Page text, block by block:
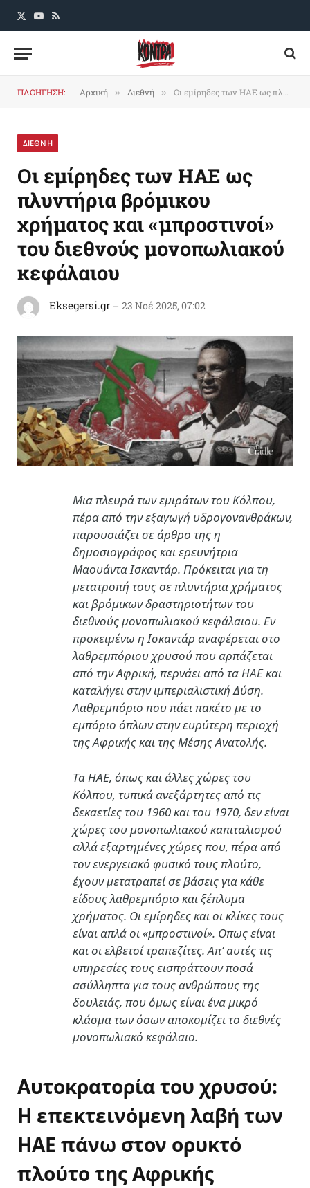
X
YouTube
RSS
ΠΛΟΗΓΗΣΗ: Αρχική » Διεθνή » Οι εμίρηδες των ΗΑΕ ως πλυντήρια βρόμικου χρήματος και «μπροστινοί» του διεθνούς μονοπωλιακού κεφάλαιου
ΔΙΕΘΝΗ
Οι εμίρηδες των ΗΑΕ ως
πλυντήρια βρόμικου
χρήματος και «μπροστινοί»
του διεθνούς μονοπωλιακού
κεφάλαιου
Eksegersi.gr 23 Νοέ 2025, 07:02
Μια πλευρά των εμιράτων του Κόλπου,
πέρα από την εξαγωγή υδρογονανθράκων,
παρουσιάζει σε άρθρο της η
δημοσιογράφος και ερευνήτρια
Μαουάντα Ισκαντάρ. Πρόκειται για τη
μετατροπή τους σε πλυντήρια χρήματος
και βρόμικων δραστηριοτήτων του
διεθνούς μονοπωλιακού κεφάλαιου. Εν
προκειμένω η Ισκαντάρ αναφέρεται στο
λαθρεμπόριου χρυσού που αρπάζεται
από την Αφρική, περνάει από τα ΗΑΕ και
καταλήγει στην ιμπεριαλιστική Δύση.
Λαθρεμπόριο που πάει πακέτο με το
εμπόριο όπλων στην ευρύτερη περιοχή
της Αφρικής και της Μέσης Ανατολής.
Τα ΗΑΕ, όπως και άλλες χώρες του
Κόλπου, τυπικά ανεξάρτητες από τις
δεκαετίες του 1960 και του 1970, δεν είναι
χώρες του μονοπωλιακού καπιταλισμού
αλλά εξαρτημένες χώρες που, πέρα από
τον ενεργειακό φυσικό τους πλούτο,
έχουν μετατραπεί σε βάσεις για κάθε
είδους λαθρεμπόριο και ξέπλυμα
χρήματος. Οι εμίρηδες και οι κλίκες τους
είναι απλά οι «μπροστινοί». Οπως είναι
και οι ελβετοί τραπεζίτες. Απ’ αυτές τις
υπηρεσίες τους εισπράττουν ποσά
ασύλληπτα για τους ανθρώπους της
δουλειάς, που όμως είναι ένα μικρό
κλάσμα των όσων αποκομίζει το διεθνές
μονοπωλιακό κεφάλαιο.
Αυτοκρατορία του χρυσού:
Η επεκτεινόμενη λαβή των
ΗΑΕ πάνω στον ορυκτό
πλούτο της Αφρικής